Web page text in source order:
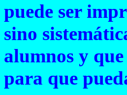
puede ser
sino
alumnos y
para que